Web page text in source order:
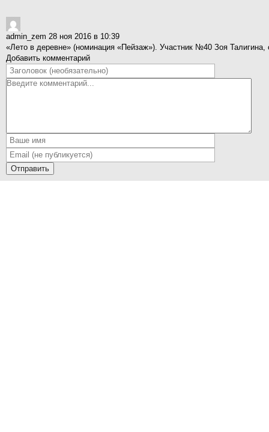
admin_zem 28 ноя 2016 в 10:39
«Лето в деревне» (номинация «Пейзаж»). Участник №40 Зоя
Добавить комментарий
Отправить